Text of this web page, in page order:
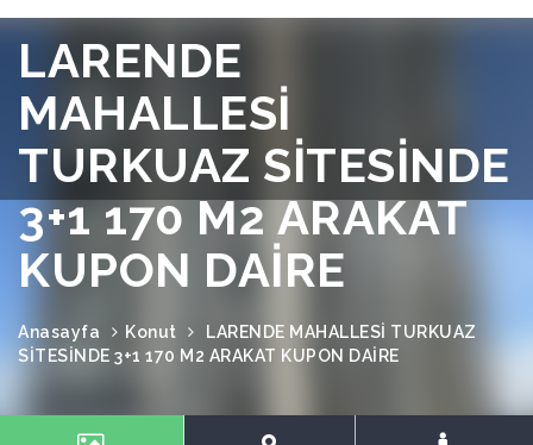
LARENDE
MAHALLESİ
TURKUAZ SİTESİNDE
3+1 170 M2 ARAKAT
KUPON DAİRE
Anasayfa Konut
LARENDE MAHALLESİ TURKUAZ
SİTESİNDE 3+1 170 M2 ARAKAT KUPON DAİRE